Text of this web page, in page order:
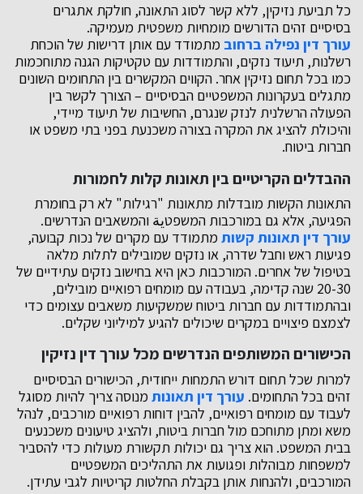
כל תביעת נזיקין, ללא קשר לסוג התאונה, חולקת אתגרים
בסיסיים זהים הדורשים מומחיות משפטית מעמיקה.
עורך דין נפילה ברחוב מתמודד עם אותן דרישות של הוכחת
רשלנות, תיעוד נזקים, והתמודדות עם טקטיקות הגנה מתוחכמות
כמו בכל תחום נזיקין אחר. הקווים המקשרים בין התחומים השונים
מתגלים בעקרונות המשפטיים הבסיסיים – הצורך לקשר בין
הפעולה הרשלנית לנזק שנגרם, החשיבות של תיעוד מיידי,
והיכולת להציג את המקרה בצורה משכנעת בפני בתי משפט או
חברות ביטוח.
ההבדלים הקריטיים בין תאונות קלות לחמורות
התאונות הקשות מובדלות מתאונות "רגילות" לא רק בחומרת
הפגיעה, אלא גם במורכבות המשפטية והמשאבים הנדרשים.
עורך דין תאונות קשות מתמודד עם מקרים של נכות קבועה,
פגיעות ראש וחבל שדרה, או נזקים שמובילים לתלות מלאה
בטיפול של אחרים. המורכבות כאן היא בחישוב נזקים עתידיים של
20-30 שנה קדימה, בעבודה עם מומחים רפואיים מובילים,
ובהתמודדות עם חברות ביטוח שמשקיעות משאבים עצומים כדי
לצמצם פיצויים במקרים שיכולים להגיע למיליוני שקלים.
הכישורים המשותפים הנדרשים מכל עורך דין נזיקין
למרות שכל תחום דורש התמחות ייחודית, הכישורים הבסיסיים
זהים בכל התחומים. עורך דין תאונות מנוסה צריך להיות מסוגל
לעבוד עם מומחים רפואיים, להבין דוחות רפואיים מורכבים, לנהל
משא ומתן מתוחכם מול חברות ביטוח, ולהציג טיעונים משכנעים
בבית המשפט. הוא צריך גם יכולות תקשורת מעולות כדי להסביר
למשפחות מבוהלות ופגועות את התהליכים המשפטיים
המורכבים, ולהנחות אותן בקבלת החלטות קריטיות לגבי עתידן.